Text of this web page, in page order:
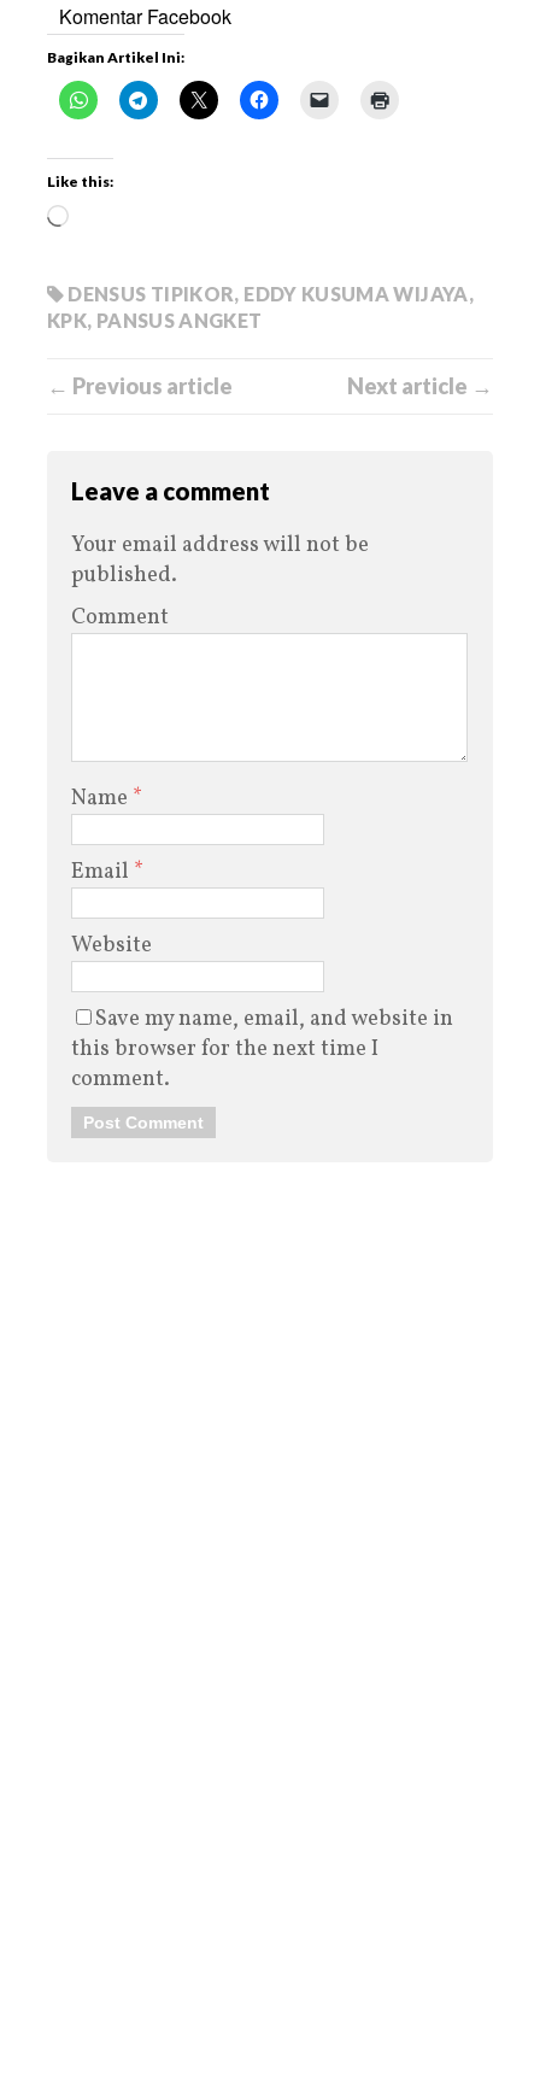
Komentar Facebook
Bagikan Artikel Ini:
Like this:
DENSUS TIPIKOR, EDDY KUSUMA WIJAYA,
KPK, PANSUS ANGKET
← Previous article Next article →
Leave a comment
Your email address will not be
published.
Comment
Name *
Email *
Website
Save my name, email, and website in
this browser for the next time I
comment.